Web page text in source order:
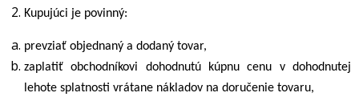
Kupujúci je povinný:
prevziať objednaný a dodaný tovar,
zaplatiť obchodníkovi dohodnutú kúpnu cenu v dohodnutej
lehote splatnosti vrátane nákladov na doručenie tovaru,